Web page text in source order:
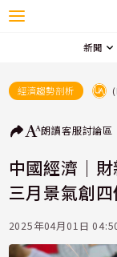
新聞
經濟趨勢剖析
朗讀客服討論區
中國經濟｜
三月景氣創
2025年04月01日